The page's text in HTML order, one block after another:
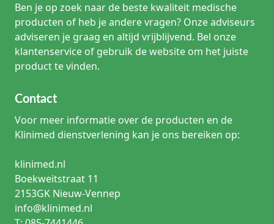
Ben je op zoek naar de beste kwaliteit medische
producten of heb je andere vragen? Onze adviseurs
adviseren je graag en altijd vrijblijvend. Bel onze
klantenservice of gebruik de website om het juiste
product te vinden.
Contact
Voor meer informatie over de producten en de
Klinimed dienstverlening kan je ons bereiken op:
klinimed.nl
Boekweitstraat 11
2153GK Nieuw-Vennep
info@klinimed.nl